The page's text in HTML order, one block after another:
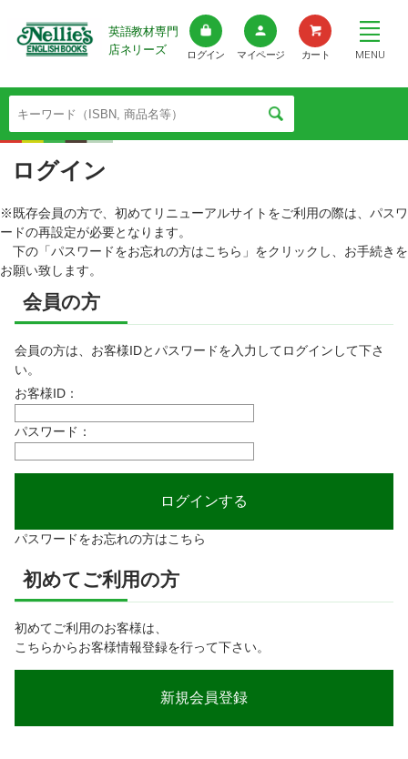
英語教材専門
店ネリーズ
ログイン マイページ カート MENU
ログイン
※既存会員の方で、初めてリニューアルサイトをご利用の際は、パスワ
ードの再設定が必要となります。
下の「パスワードをお忘れの方はこちら」をクリックし、お手続きを
お願い致します。
会員の方
会員の方は、お客様IDとパスワードを入力してログインして下さ
い。
お客様ID：
パスワード：
パスワードをお忘れの方はこちら
初めてご利用の方
初めてご利用のお客様は、
こちらからお客様情報登録を行って下さい。